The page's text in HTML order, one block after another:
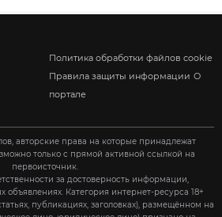
Политика обработки файлов cookie
Правила защиты информации О
портале
авторские права на которые принадлежат
только с прямой активной ссылкой на
первоисточник.
за достоверность информации,
Категория интернет-ресурса 18+
публикациях, заголовках), размещённом на